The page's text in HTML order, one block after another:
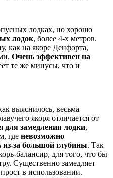
лодках, но хорошо
лодок, более 4-х метров.
как на якоре Денфорта,
Очень эффективен на
те же минусы, что и
выяснилось, весьма
якоря отличается от
для замедления лодки,
где невозможно
за большой глубины. Так
балансир, для того, что бы
Существенно замедляет
в использовании.